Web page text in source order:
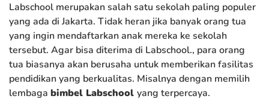
Labschool merupakan salah satu sekolah paling populer
yang ada di Jakarta. Tidak heran jika banyak orang tua
yang ingin mendaftarkan anak mereka ke sekolah
tersebut. Agar bisa diterima di Labschool., para orang
tua biasanya akan berusaha untuk memberikan fasilitas
pendidikan yang berkualitas. Misalnya dengan memilih
lembaga bimbel Labschool yang terpercaya.